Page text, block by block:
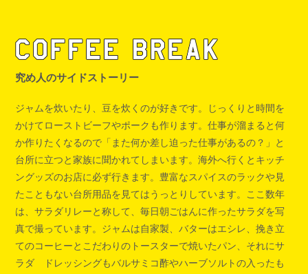
究め人のサイドストーリー
ジャムを炊いたり、豆を炊くのが好きです。じっくりと時間を
かけてローストビーフやポークも作ります。仕事が溜まると何
か作りたくなるので「また何か差し迫った仕事があるの？」と
台所に立つと家族に聞かれてしまいます。海外へ行くとキッチ
ングッズのお店に必ず行きます。豊富なスパイスのラックや見
たこともない台所用品を見てはうっとりしています。ここ数年
は、サラダリレーと称して、毎日朝ごはんに作ったサラダを写
真で撮っています。ジャムは自家製、バターはエシレ、挽き立
てのコーヒーとこだわりのトースターで焼いたパン、それにサ
ラダ ドレッシングもバルサミコ酢やハーブソルトの入ったも